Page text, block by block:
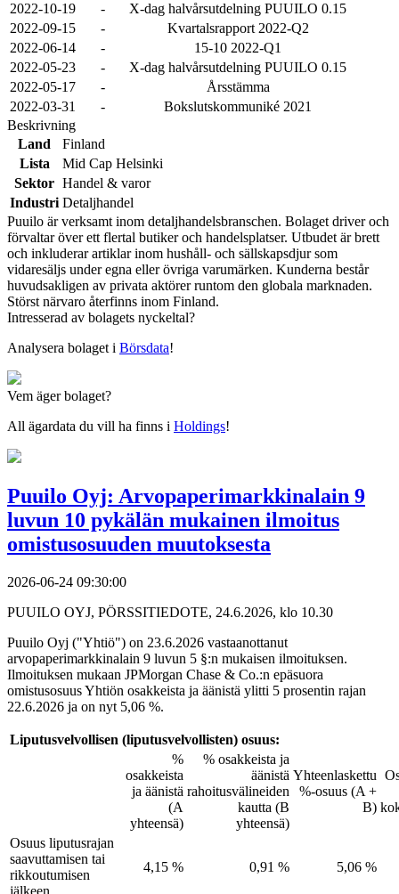
2022-10-19
-
X-dag halvårsutdelning PUUILO 0.15
2022-09-15
-
Kvartalsrapport 2022-Q2
2022-06-14
-
15-10 2022-Q1
2022-05-23
-
X-dag halvårsutdelning PUUILO 0.15
2022-05-17
-
Årsstämma
2022-03-31
-
Bokslutskommuniké 2021
Beskrivning
Land
Finland
Lista
Mid Cap Helsinki
Sektor Handel & varor
Industri Detaljhandel
Puuilo är verksamt inom detaljhandelsbranschen. Bolaget driver och
förvaltar över ett flertal butiker och handelsplatser. Utbudet är brett
och inkluderar artiklar inom hushåll- och sällskapsdjur som
vidaresäljs under egna eller övriga varumärken. Kunderna består
huvudsakligen av privata aktörer runtom den globala marknaden.
Störst närvaro återfinns inom Finland.
Intresserad av bolagets nyckeltal?
Analysera bolaget i Börsdata!
Vem äger bolaget?
All ägardata du vill ha finns i Holdings!
Puuilo Oyj: Arvopaperimarkkinalain 9
luvun 10 pykälän mukainen ilmoitus
omistusosuuden muutoksesta
2026-06-24 09:30:00
PUUILO OYJ, PÖRSSITIEDOTE, 24.6.2026, klo 10.30
Puuilo Oyj ("Yhtiö") on 23.6.2026 vastaanottanut
arvopaperimarkkinalain 9 luvun 5 §:n mukaisen ilmoituksen.
Ilmoituksen mukaan JPMorgan Chase & Co.:n epäsuora
omistusosuus Yhtiön osakkeista ja äänistä ylitti 5 prosentin rajan
22.6.2026 ja on nyt 5,06 %.
Liputusvelvollisen (liputusvelvollisten) osuus:
%
osakkeista
ja äänistä
(A
yhteensä)
% osakkeista ja
äänistä
rahoitusvälineiden
kautta (B
yhteensä)
Yhteenlaskettu
%-osuus (A +
B)
Osuus liputusrajan
saavuttamisen tai
rikkoutumisen
jälkeen
4,15 % 0,91 % 5,06 %